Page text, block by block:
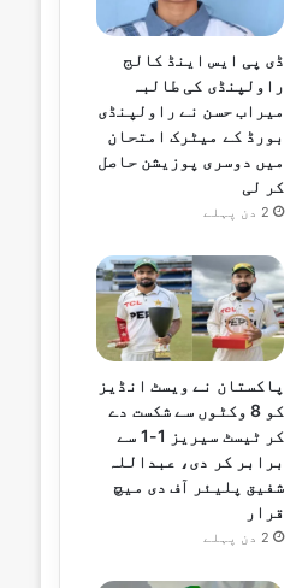
ڈی پی ایس اینڈ کالج
راولپنڈی کی طالبہ
میراب حسن نے راولپنڈی
بورڈ کے میٹرک امتحان
میں دوسری پوزیشن حاصل
کر لی
2 دن پہلے
پاکستان نے ویسٹ انڈیز
کو 8 وکٹوں سے شکست دے
کر ٹیسٹ سیریز 1-1 سے
برابر کر دی، عبداللہ
شفیق پلیئر آف دی میچ
قرار
2 دن پہلے